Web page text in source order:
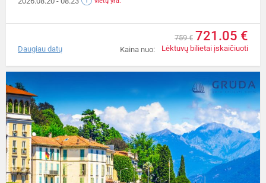
Kaina nuo:
759 € 721.05 €
Lėktuvų bilietai įskaičiuoti
Daugiau datų